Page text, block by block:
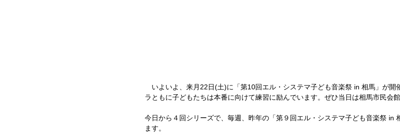
いよいよ、来月22日(土)に「第10回エル・システマ子ども音楽祭 in 相馬」が開
ラともに子どもたちは本番に向けて練習に励んでいます。ぜひ当日は相馬市民会
今日から４回シリーズで、毎週、昨年の「第９回エル・システマ子ども音楽祭 in
ます。